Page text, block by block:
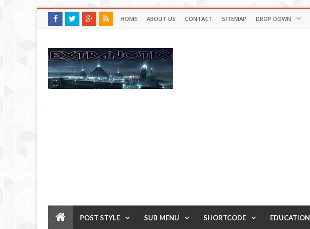
HOME ABOUT US CONTACT SITEMAP DROP DOWN
POST STYLE SUB MENU SHORTCODE EDUCATION